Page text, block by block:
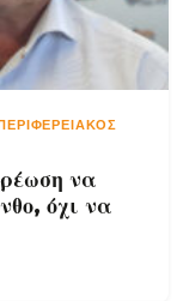
να
όχι να